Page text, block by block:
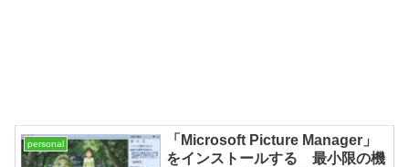
personal
「Microsoft Picture Manager」
をインストールする 最小限の機